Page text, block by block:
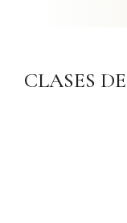
CLASES